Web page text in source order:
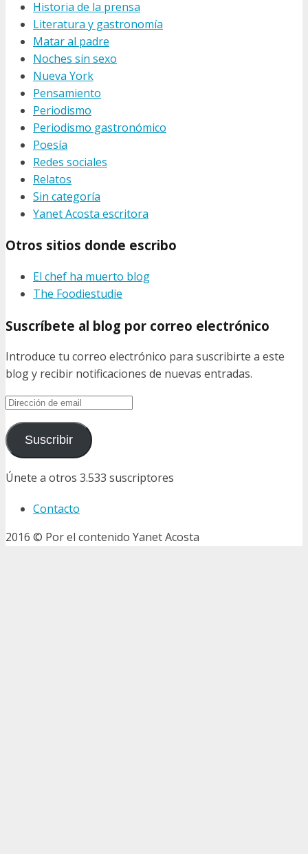
Historia de la prensa
Literatura y gastronomía
Matar al padre
Noches sin sexo
Nueva York
Pensamiento
Periodismo
Periodismo gastronómico
Poesía
Redes sociales
Relatos
Sin categoría
Yanet Acosta escritora
Otros sitios donde escribo
El chef ha muerto blog
The Foodiestudie
Suscríbete al blog por correo electrónico
Introduce tu correo electrónico para suscribirte a este
blog y recibir notificaciones de nuevas entradas.
Dirección
emailSuscribir
Únete a otros 3.533 suscriptores
Contacto
2016 © Por el contenido Yanet Acosta